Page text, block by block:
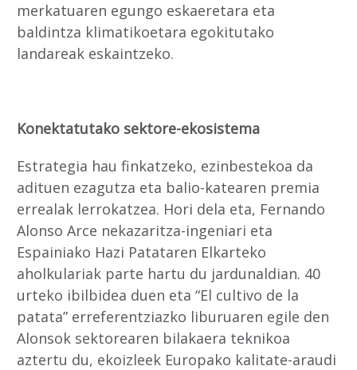
merkatuaren egungo eskaeretara eta
baldintza klimatikoetara egokitutako
landareak eskaintzeko.
Konektatutako sektore-ekosistema
Estrategia hau finkatzeko, ezinbestekoa da
adituen ezagutza eta balio-katearen premia
errealak lerrokatzea. Hori dela eta, Fernando
Alonso Arce nekazaritza-ingeniari eta
Espainiako Hazi Patataren Elkarteko
aholkulariak parte hartu du jardunaldian. 40
urteko ibilbidea duen eta “El cultivo de la
patata” erreferentziazko liburuaren egile den
Alonsok sektorearen bilakaera teknikoa
aztertu du, ekoizleek Europako kalitate-araudi